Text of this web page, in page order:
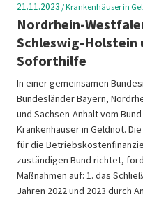
21.11.2023 /Krankenhäuser in
Nordrhein-
Schleswig-Holstein
Soforthilfe
In einer gemeinsamen
Bundesländer Bayern,
und Sachsen-Anhalt vom
Krankenhäuser in Geldnot.
für die
zuständigen Bund richtet,
Maßnahmen auf: 1. das
Jahren 2022 und 2023 durch